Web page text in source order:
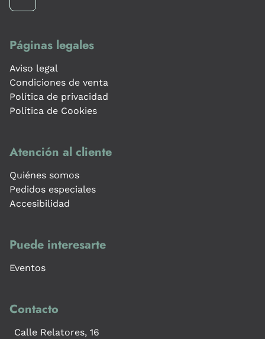
Páginas legales
Aviso legal
Condiciones de venta
Política de privacidad
Política de Cookies
Atención al cliente
Quiénes somos
Pedidos especiales
Accesibilidad
Puede interesarte
Eventos
Contacto
Calle Relatores, 16